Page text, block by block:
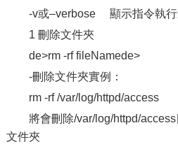
-v或–verbose 顯示指令執行
1 刪除文件夾
de>rm -rf fileNamede>
-刪除文件夾實例：
rm -rf /var/log/httpd/access
將會刪除/var/log/httpd/
文件夾